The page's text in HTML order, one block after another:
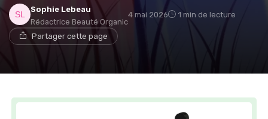
Sophie Lebeau
Rédactrice Beauté Organic
4 mai 2026 1 min de lecture
Partager cette page